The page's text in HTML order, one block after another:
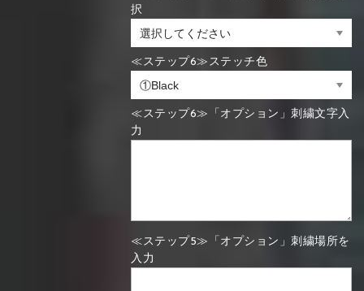
択
≪ステップ6≫ステッチ色
≪ステップ6≫「オプション」刺繍文字入
力
≪ステップ5≫「オプション」刺繍場所を
入力